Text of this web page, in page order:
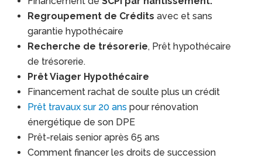
Regroupement de Créditsavec et sans
garantie hypothécaire
Recherche de trésorerie, Prêt hypothécaire
de trésorerie.
Prêt Viager Hypothécaire
Financement rachat de soulte plus un crédit
Prêt travaux sur 20 ans pour rénovation
énergétique de son DPE
Prêt-relais senior après 65 ans
Comment financer les droits de succession